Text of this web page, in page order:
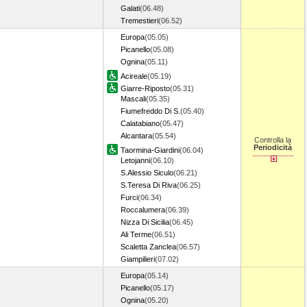
Galati(06.48)
Tremestieri(06.52)
Europa(05.05)
Picanello(05.08)
Ognina(05.11)
Acireale(05.19)
Giarre-Riposto(05.31)
Mascali(05.35)
Fiumefreddo Di S. (05.40)
Calatabiano(05.47)
Alcantara(05.54)
Taormina-Giardini(06.04)
Letojanni(06.10)
S.Alessio Siculo(06.21)
S.Teresa Di Riva(06.25)
Furci(06.34)
Roccalumera(06.39)
Nizza Di Sicilia(06.45)
Ali Terme(06.51)
Scaletta Zanclea(06.57)
Giampilieri(07.02)
Controlla la
Periodicità
Europa(05.14)
Picanello(05.17)
Ognina(05.20)